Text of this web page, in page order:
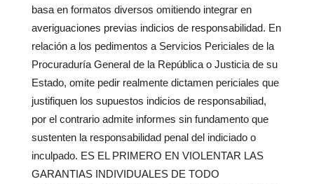
basa en formatos diversos omitiendo integrar en
averiguaciones previas indicios de responsabilidad. En
relación a los pedimentos a Servicios Periciales de la
Procuraduría General de la República o Justicia de su
Estado, omite pedir realmente dictamen periciales que
justifiquen los supuestos indicios de responsabiliad,
por el contrario admite informes sin fundamento que
sustenten la responsabilidad penal del indiciado o
inculpado. ES EL PRIMERO EN VIOLENTAR LAS
GARANTIAS INDIVIDUALES DE TODO